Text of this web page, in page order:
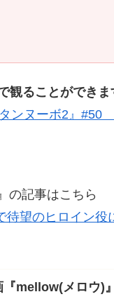
観ることができま
タンヌーボ2』
の記事はこちら
待望のヒロイン
『mellow(メロウ)